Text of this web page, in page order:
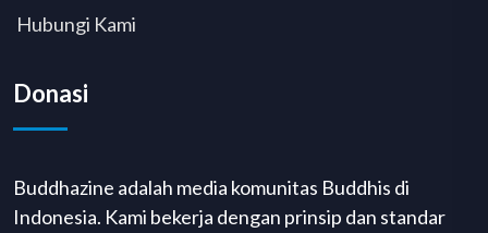
Hubungi Kami
Donasi
Buddhazine adalah media komunitas Buddhis di
Indonesia. Kami bekerja dengan prinsip dan standar